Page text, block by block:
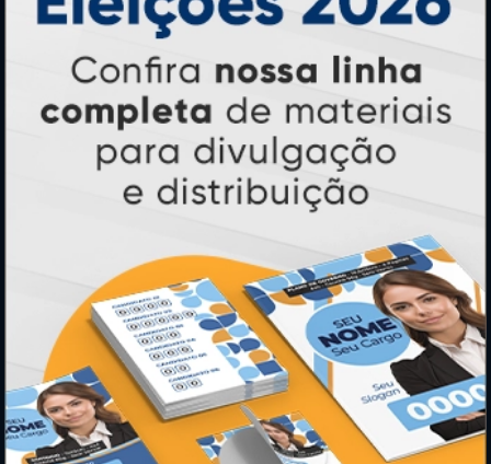
Banners e Lonas
PAGUE COM
* Pagamento com cartão de crédito terá valor adicional.
** Pagamentos a prazo poderão ter acréscimo.
*** Nota fiscal sujeita a emissão de acordo com prestador de
serviço, conforme legislação pertinente.